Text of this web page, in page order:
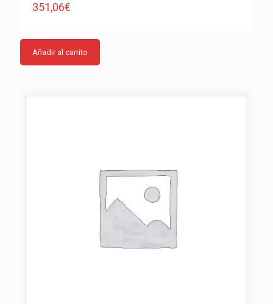
351,06€
Añadir al carrito